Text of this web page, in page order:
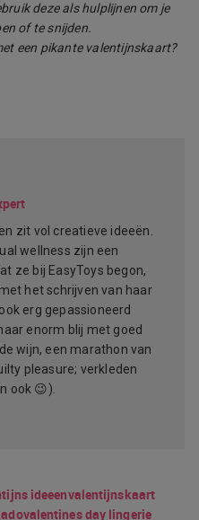
deze als hulplijnen om je
of te snijden.
een pikante valentijnskaart?
zit vol creatieve ideeën.
wellness zijn een
ze bij EasyToys begon,
het schrijven van haar
erg gepassioneerd
enorm blij met goed
wijn, een marathon van
pleasure; verkleden
ook 😉).
ideeenvalentijnskaart
valentines day lingerie